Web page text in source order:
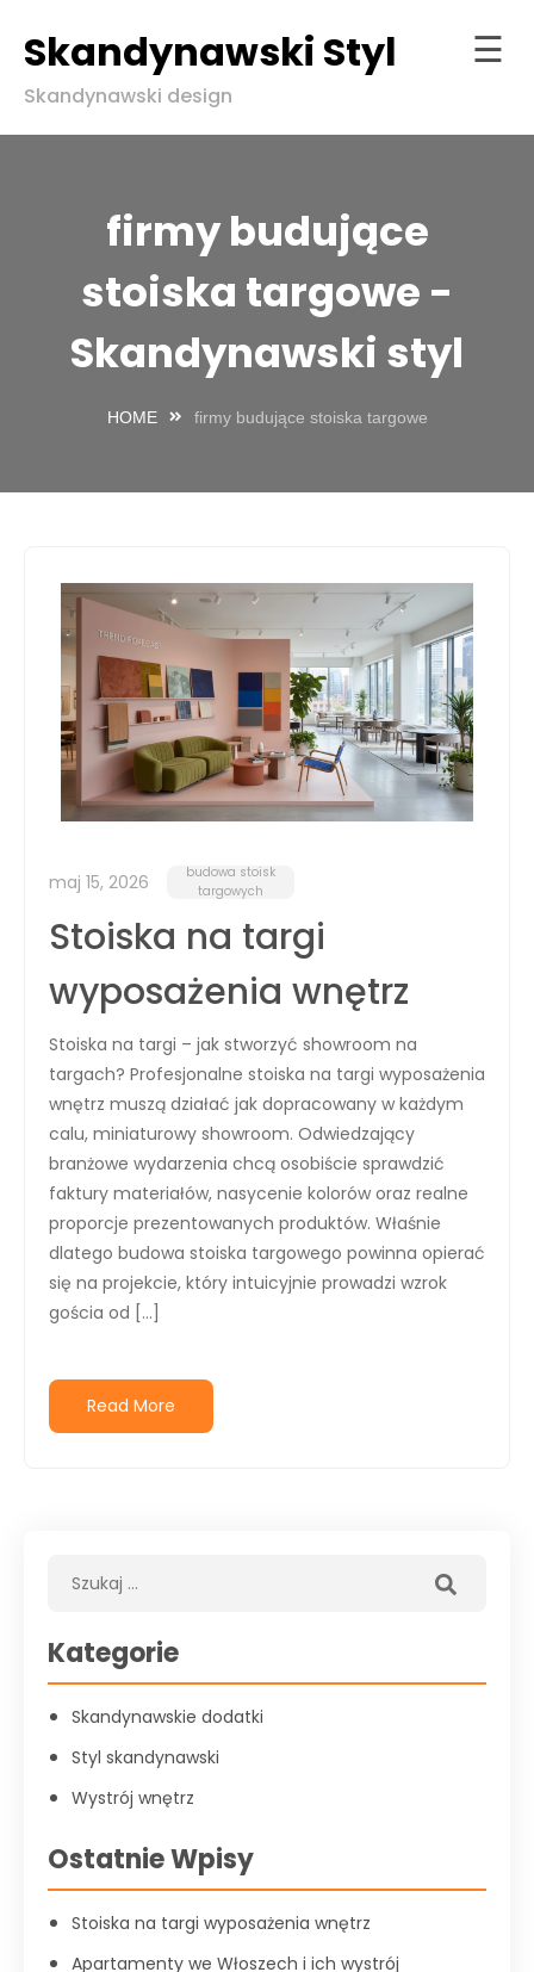
to
content
Skandynawski Styl
Skandynawski design
☰
firmy budujące
stoiska targowe -
Skandynawski styl
HOME firmy budujące stoiska targowe
maj 15, 2026
budowa stoisk
targowych
Stoiska na targi
wyposażenia wnętrz
Stoiska na targi – jak stworzyć showroom na
targach? Profesjonalne stoiska na targi wyposażenia
wnętrz muszą działać jak dopracowany w każdym
calu, miniaturowy showroom. Odwiedzający
branżowe wydarzenia chcą osobiście sprawdzić
faktury materiałów, nasycenie kolorów oraz realne
proporcje prezentowanych produktów. Właśnie
dlatego budowa stoiska targowego powinna opierać
się na projekcie, który intuicyjnie prowadzi wzrok
gościa od […]
Read More
Kategorie
Skandynawskie dodatki
Styl skandynawski
Wystrój wnętrz
Ostatnie Wpisy
Stoiska na targi wyposażenia wnętrz
Apartamenty we Włoszech i ich wystrój